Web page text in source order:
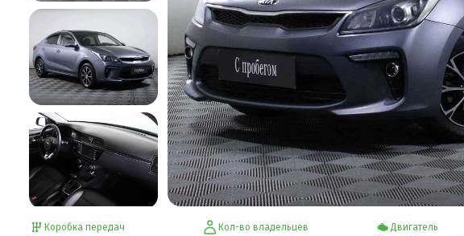
Коробка передач Кол-во владельцев Двигатель